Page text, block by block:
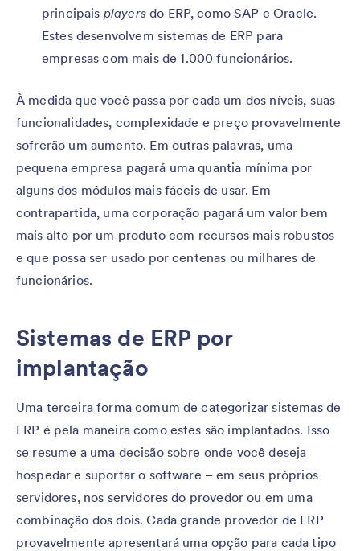
principais playersdo ERP, como SAP e Oracle.
Estes desenvolvem sistemas de ERP para
empresas com mais de 1.000 funcionários.
À medida que você passa por cada um dos níveis, suas
funcionalidades, complexidade e preço provavelmente
sofrerão um aumento. Em outras palavras, uma
pequena empresa pagará uma quantia mínima por
alguns dos módulos mais fáceis de usar. Em
contrapartida, uma corporação pagará um valor bem
mais alto por um produto com recursos mais robustos
e que possa ser usado por centenas ou milhares de
funcionários.
Sistemas de ERP por
implantação
Uma terceira forma comum de categorizar sistemas de
ERP é pela maneira como estes são implantados. Isso
se resume a uma decisão sobre onde você deseja
hospedar e suportar o software – em seus próprios
servidores, nos servidores do provedor ou em uma
combinação dos dois. Cada grande provedor de ERP
provavelmente apresentará uma opção para cada tipo